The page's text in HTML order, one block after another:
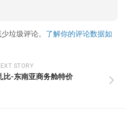
垃圾评论。 了解你的评论数据如
STORY
比-东南亚商务舱特价